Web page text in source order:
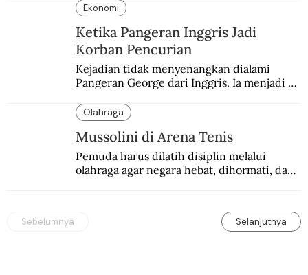
Ekonomi
Ketika Pangeran Inggris Jadi
Korban Pencurian
Kejadian tidak menyenangkan dialami
Pangeran George dari Inggris. Ia menjadi
Buenos Aires, Argentina.
Olahraga
Mussolini di Arena Tenis
Pemuda harus dilatih disiplin melalui
olahraga agar negara hebat, dihormati, dan
Sebelumnya Selanjutnya